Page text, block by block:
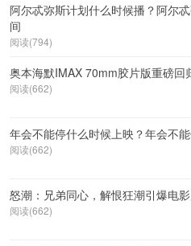
阿尔忒弥斯计划什么时候播？阿尔
间
阅读(794)
奥本海默IMAX 70mm胶片版重磅回
阅读(662)
年会不能停什么时候上映？年会不
阅读(662)
怒潮：兄弟同心，解恨狂潮引爆电
阅读(662)